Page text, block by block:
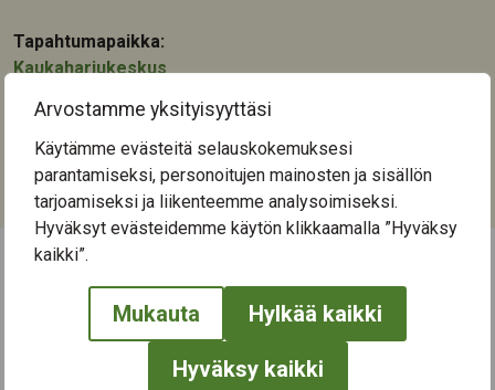
Arvostamme yksityisyyttäsi
Käytämme evästeitä selauskokemuksesi
parantamiseksi, personoitujen mainosten ja sisällön
tarjoamiseksi ja liikenteemme analysoimiseksi.
Hyväksyt evästeidemme käytön klikkaamalla ”Hyväksy
kaikki”.
Mukauta Hylkää kaikki
Hyväksy kaikki
Tapahtumapaikka:
Kaukaharjukeskus
33710 Tampere
Kategoriat:
Kulttuuri,Taide,Yhteisötoiminta
← Näytä kaikki tapahtumat